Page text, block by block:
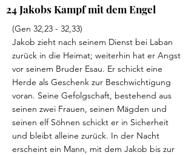
(Gen 32,23 - 32,33)
Jakob zieht nach seinem Dienst bei Laban
zurück in die Heimat; weiterhin hat er Angst
vor seinem Bruder Esau. Er schickt eine
Herde als Geschenk zur Beschwichtigung
voran. Seine Gefolgschaft, bestehend aus
seinen zwei Frauen, seinen Mägden und
seinen elf Söhnen schickt er in Sicherheit
und bleibt alleine zurück. In der Nacht
erscheint ein Mann, mit dem Jakob bis zur
24 Jakobs Kampf mit dem Engel